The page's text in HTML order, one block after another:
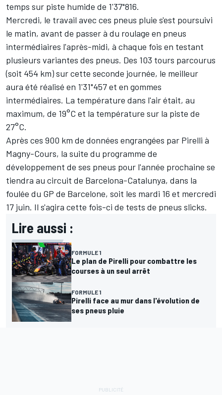
temps sur piste humide de 1'37"816.
Mercredi, le travail avec ces pneus pluie s'est poursuivi
le matin, avant de passer à du roulage en pneus
intermédiaires l'après-midi, à chaque fois en testant
plusieurs variantes des pneus. Des 103 tours parcourus
(soit 454 km) sur cette seconde journée, le meilleur
aura été réalisé en 1'31"457 et en gommes
intermédiaires. La température dans l'air était, au
maximum, de 19°C et la température sur la piste de
27°C.
Après ces 900 km de données engrangées par Pirelli à
Magny-Cours, la suite du programme de
développement de ses pneus pour l'année prochaine se
tiendra au circuit de Barcelona-Catalunya, dans la
foulée du GP de Barcelone, soit les mardi 16 et mercredi
17 juin. Il s'agira cette fois-ci de tests de pneus slicks.
Lire aussi :
FORMULE 1
Le plan de Pirelli pour combattre les
courses à un seul arrêt
FORMULE 1
Pirelli face au mur dans l'évolution de
ses pneus pluie